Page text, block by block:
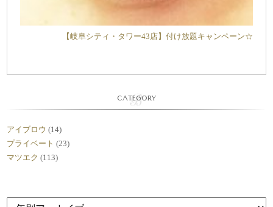
【岐阜シティ・タワー43店】付け放題キャンペーン☆
CATEGORY
アイブロウ (14)
プライベート (23)
マツエク (113)